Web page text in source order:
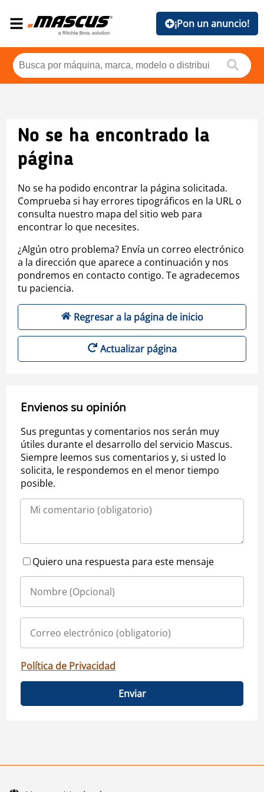
¡Pon un anuncio!
No se ha encontrado la
página
No se ha podido encontrar la página solicitada.
Comprueba si hay errores tipográficos en la URL o
consulta nuestro mapa del sitio web para
encontrar lo que necesites.
¿Algún otro problema? Envía un correo electrónico
a la dirección que aparece a continuación y nos
pondremos en contacto contigo. Te agradecemos
tu paciencia.
Regresar a la página de inicio
Actualizar página
Envienos su opinión
Sus preguntas y comentarios nos serán muy
útiles durante el desarrollo del servicio Mascus.
Siempre leemos sus comentarios y, si usted lo
solicita, le respondemos en el menor tiempo
posible.
Quiero una respuesta para este mensaje
Política de Privacidad
Enviar